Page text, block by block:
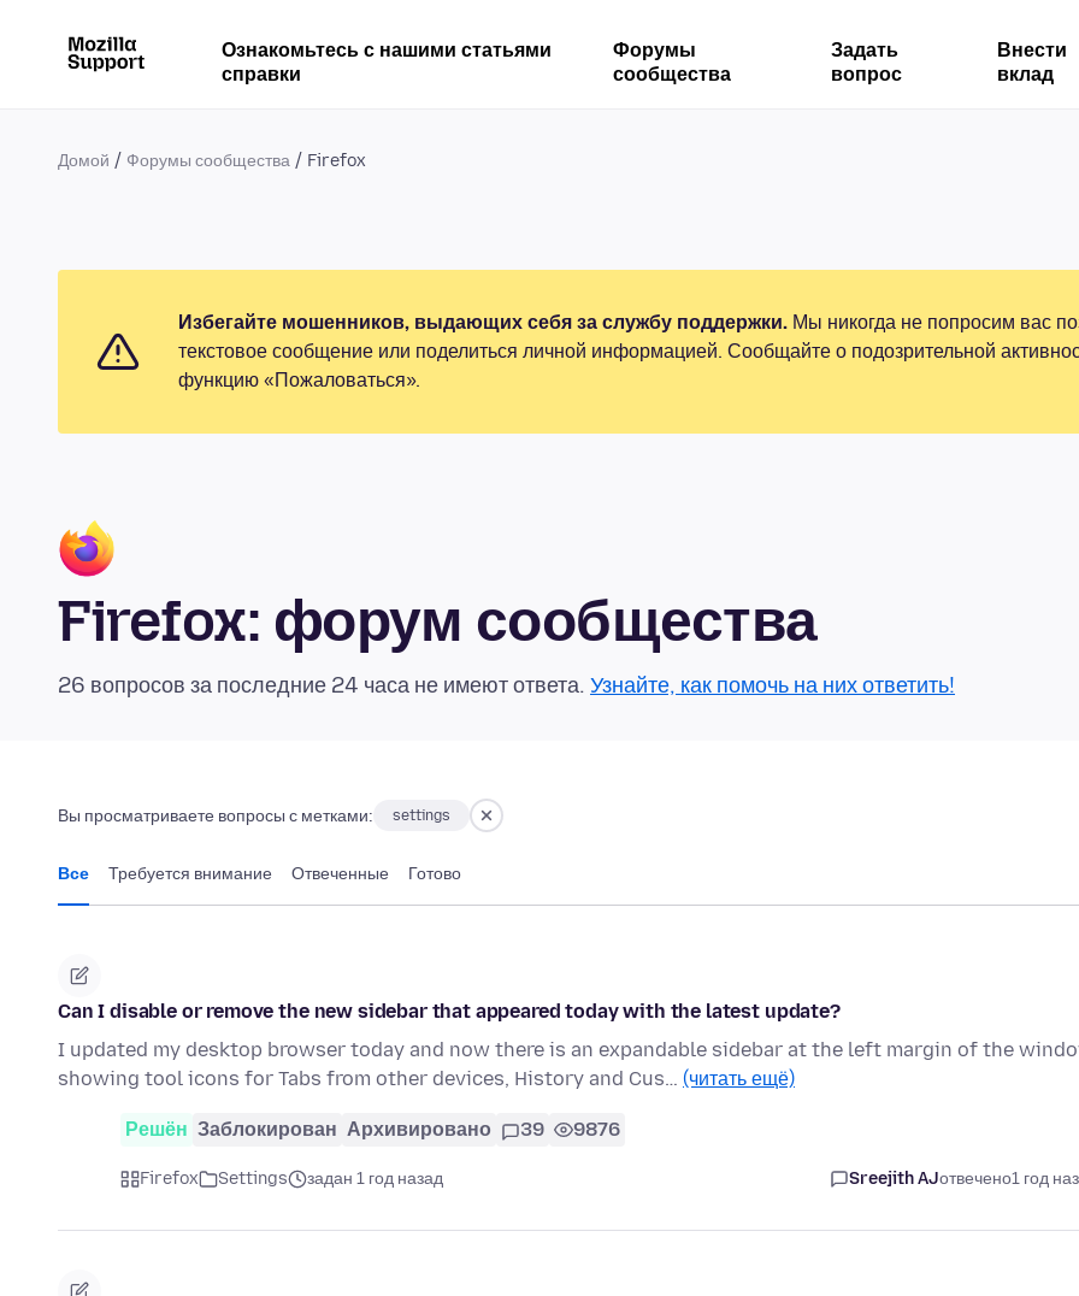
Ознакомьтесь с нашими статьями
справки
Форумы
сообщества
Задать
вопрос
Внести
вклад
Домой Форумы сообщества Firefox
Избегайте мошенников, выдающих себя за службу поддержки. Мы никогда не попросим вас
текстовое сообщение или поделиться личной информацией. Сообщайте о подозрительной
функцию «Пожаловаться».
Firefox: форум сообщества
26 вопросов за последние 24 часа не имеют ответа. Узнайте, как помочь на них ответить!
Вы просматриваете вопросы с метками: settings
Все Требуется внимание Отвеченные Готово
Can I disable or remove the new sidebar that appeared today with the latest update?
I updated my desktop browser today and now there is an expandable sidebar at the left margin of the
showing tool icons for Tabs from other devices, History and Cus… (читать ещё)
Решён Заблокирован Архивировано 39 9876
Firefox Settings задан 1 год назад Sreejith AJотвечено1 год